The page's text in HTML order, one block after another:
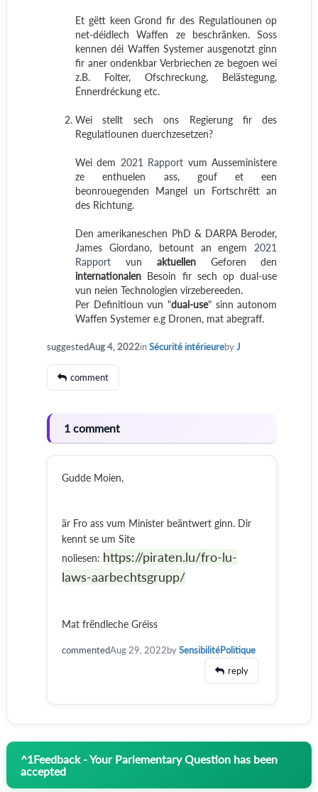
Et gëtt keen Grond fir des Regulatiounen op
net-déidlech Waffen ze beschränken. Soss
kennen déi Waffen Systemer ausgenotzt ginn
fir aner ondenkbar Verbriechen ze begoen wei
z.B. Folter, Ofschreckung, Belästegung,
Ënnerdréckung etc.
Wei stellt sech ons Regierung fir des
Regulatiounen duerchzesetzen?
Wei dem 2021 Rapport vum Ausseministere
ze enthuelen ass, gouf et een
beonrouegenden Mangel un Fortschrëtt an
des Richtung.
Den amerikaneschen PhD & DARPA Beroder,
James Giordano, betount an engem 2021
Rapportvun aktuellenGeforen den
internationalenBesoin fir sech op dual-use
vun neien Technologien virzebereeden.
Per Definitioun vun "dual-use" sinn autonom
Waffen Systemer e.g Dronen, mat abegraff.
suggestedAug 4, 2022inSécurité intérieurebyJ
comment
1 comment
Gudde Moien,
är Fro ass vum Minister beäntwert ginn. Dir
kennt se um Site
noliesen: https://piraten.lu/fro-lu-
laws-aarbechtsgrupp/
Mat frëndleche Gréiss
commentedAug 29, 2022bySensibilitéPolitique
reply
^1Feedback - Your Parlementary Question has been
accepted